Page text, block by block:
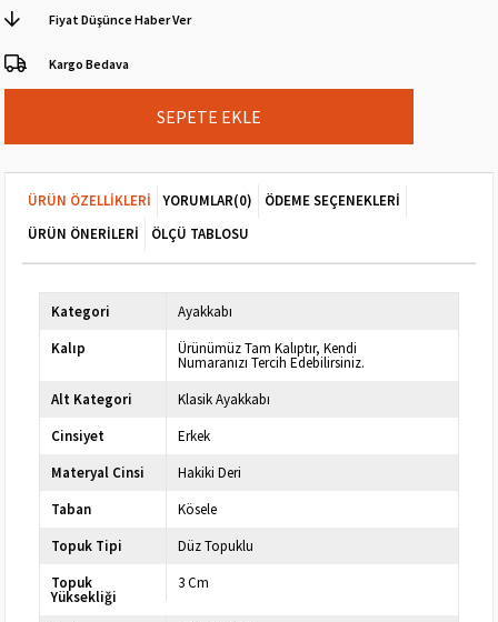
Fiyat Düşünce Haber Ver
Kargo Bedava
ÜRÜN ÖZELLIKLERI YORUMLAR(0)
ÖDEME SEÇENEKLERI
ÜRÜN ÖNERILERI
ÖLÇÜ TABLOSU
Kategori
Ayakkabı
Kalıp
Ürünümüz Tam Kalıptır, Kendi
Numaranızı Tercih Edebilirsiniz.
Alt Kategori
Klasik Ayakkabı
Cinsiyet
Erkek
Materyal Cinsi
Hakiki Deri
Taban
Kösele
Topuk Tipi
Düz Topuklu
Topuk
Yüksekliği
3 Cm